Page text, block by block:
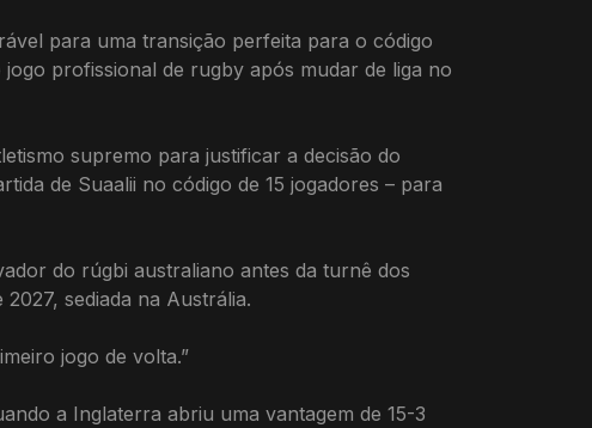
para uma transição perfeita para o código
profissional de rugby após mudar de liga no
supremo para justificar a decisão do
de Suaalii no código de 15 jogadores – para
do rúgbi australiano antes da turnê dos
sediada na Austrália.
jogo de volta.”
a Inglaterra abriu uma vantagem de 15-3